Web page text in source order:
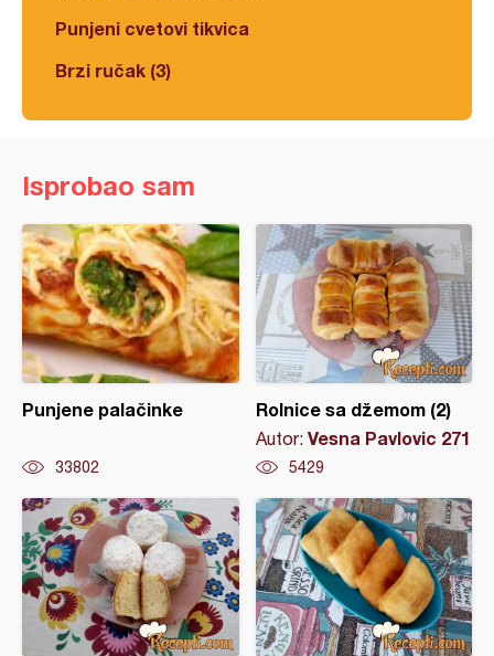
Punjeni cvetovi tikvica
Brzi ručak (3)
Isprobao sam
Punjene palačinke
33802
Rolnice sa džemom (2)
Autor: Vesna Pavlovic 271
5429